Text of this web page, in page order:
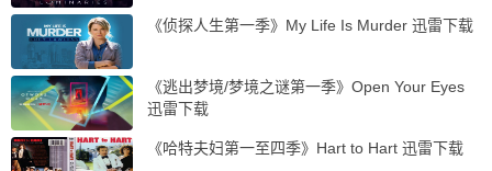
《侦探人生第一季》My Life Is Murder 迅雷下载
《逃出梦境/梦境之谜第一季》Open Your Eyes
迅雷下载
《哈特夫妇第一至四季》Hart to Hart 迅雷下载